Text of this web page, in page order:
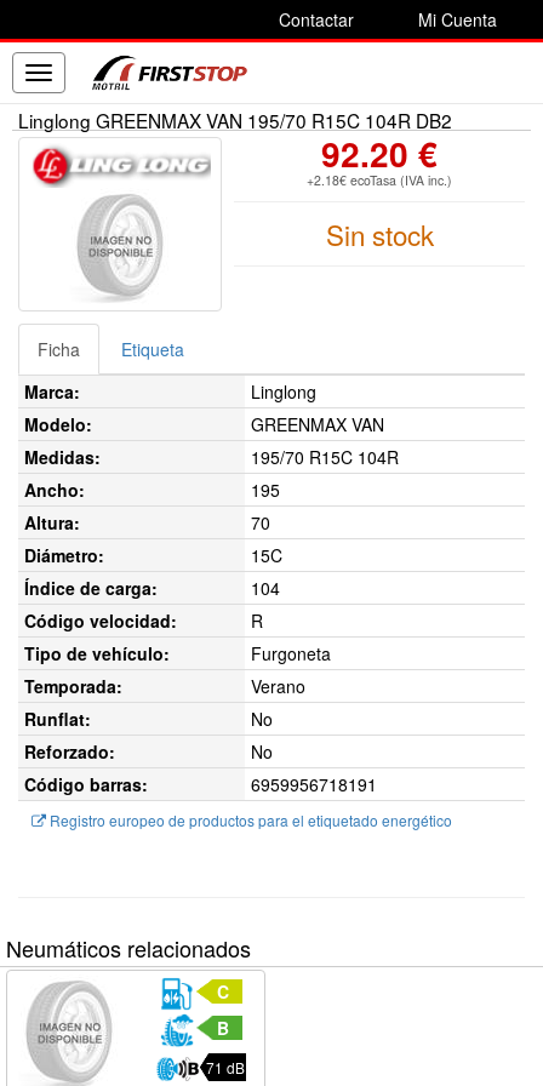
Contactar Mi Cuenta
Toggle
navigation
Linglong GREENMAX VAN 195/70 R15C 104R DB2
92.20 €
+2.18€ ecoTasa (IVA inc.)
Sin stock
Ficha
Etiqueta
Marca:
Linglong
Modelo:
GREENMAX VAN
Medidas:
195/70 R15C 104R
Ancho:
195
Altura:
70
Diámetro:
15C
Índice de carga:
104
Código velocidad:
R
Tipo de vehículo:
Furgoneta
Temporada:
Verano
Runflat:
No
Reforzado:
No
Código barras:
6959956718191
Registro europeo de productos para el etiquetado energético
Neumáticos relacionados
C
B
71 dB